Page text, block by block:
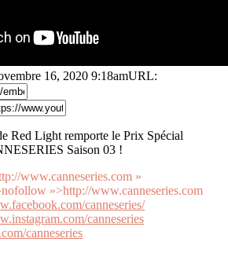
16, 2020 9:18amURL:
Red Light remporte le Prix Spécial
Saison 03 !
www.canneseries.com »
»>http://www.canneseries.com
canneseries/
canneseries
canneseries